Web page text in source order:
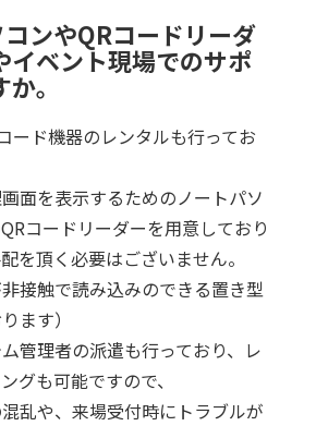
ンやQRコードリーダ
イベント現場でのサポ
。
ード機器のレンタルも行ってお
面を表示するためのノートパソ
コードリーダーを用意しており
を頂く必要はございません。
非接触で読み込みのできる置き型
ます）
管理者の派遣も行っており、レ
グも可能ですので、
乱や、来場受付時にトラブルが